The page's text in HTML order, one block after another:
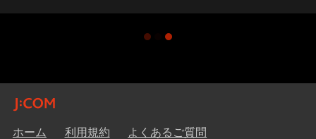
ホーム 利用規約 よくあるご質問